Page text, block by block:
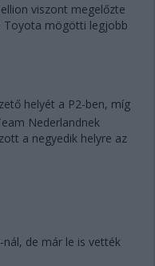
viszont megelőzte
Toyota mögötti legjobb
helyét a P2-ben, míg
Nederlandnek
a negyedik helyre az
de már le is vették